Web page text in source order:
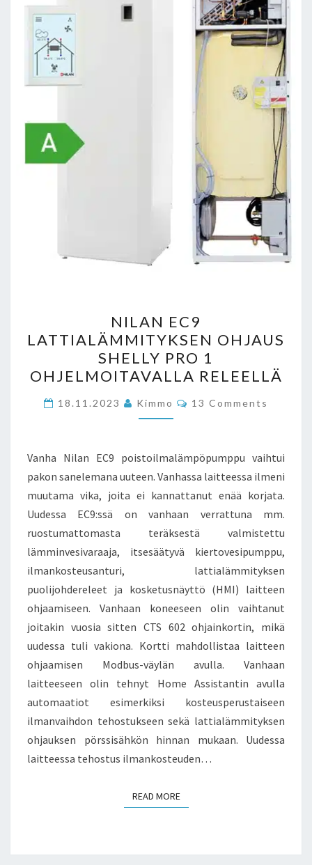
EC9
LATTIALÄMMITYKSEN
OHJAUS
SHELLY
PRO
1
RELEELLÄ
NILAN EC9
LATTIALÄMMITYKSEN OHJAUS
SHELLY PRO 1
OHJELMOITAVALLA RELEELLÄ
18.11.2023 Kimmo Comments
13 Comments
Vanha Nilan EC9 poistoilmalämpöpumppu vaihtui
pakon sanelemana uuteen. Vanhassa laitteessa ilmeni
muutama vika, joita ei kannattanut enää korjata.
Uudessa EC9:ssä on vanhaan verrattuna mm.
ruostumattomasta teräksestä valmistettu
lämminvesivaraaja, itsesäätyvä kiertovesipumppu,
ilmankosteusanturi, lattialämmityksen
puolijohdereleet ja kosketusnäyttö (HMI) laitteen
ohjaamiseen. Vanhaan koneeseen olin vaihtanut
joitakin vuosia sitten CTS 602 ohjainkortin, mikä
uudessa tuli vakiona. Kortti mahdollistaa laitteen
ohjaamisen Modbus-väylän avulla. Vanhaan
laitteeseen olin tehnyt Home Assistantin avulla
automaatiot esimerkiksi kosteusperustaiseen
ilmanvaihdon tehostukseen sekä lattialämmityksen
ohjauksen pörssisähkön hinnan mukaan. Uudessa
laitteessa tehostus ilmankosteuden…
READ MOREREAD MORE